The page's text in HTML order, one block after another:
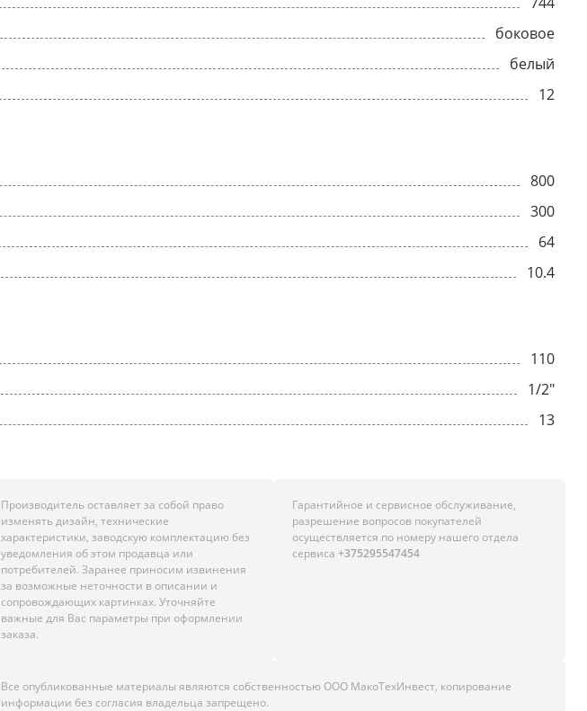
боковое
белый
12
800
300
64
10.4
110
1/2"
13
Производитель оставляет за собой право
изменять дизайн, технические
характеристики, заводскую комплектацию без
уведомления об этом продавца или
потребителей. Заранее приносим извинения
за возможные неточности в описании и
сопровождающих картинках. Уточняйте
важные для Вас параметры при оформлении
заказа.
Гарантийное и сервисное обслуживание,
разрешение вопросов покупателей
осуществляется по номеру нашего отдела
сервиса +375295547454
Все опубликованные материалы являются собственностью ООО МакоТехИнвест, копирование
информации без согласия владельца запрещено.